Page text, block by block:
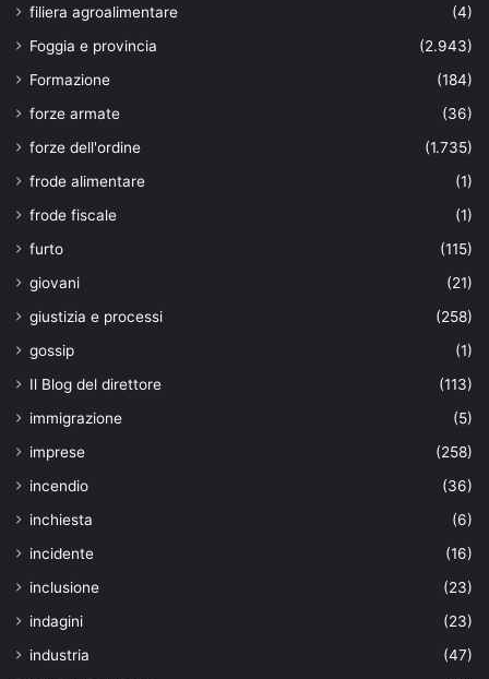
filiera agroalimentare
(4)
Foggia e provincia
(2.943)
Formazione
(184)
forze armate
(36)
forze dell'ordine
(1.735)
frode alimentare
(1)
frode fiscale
(1)
furto
(115)
giovani
(21)
giustizia e processi
(258)
gossip
(1)
Il Blog del direttore
(113)
immigrazione
(5)
imprese
(258)
incendio
(36)
inchiesta
(6)
incidente
(16)
inclusione
(23)
indagini
(23)
industria
(47)